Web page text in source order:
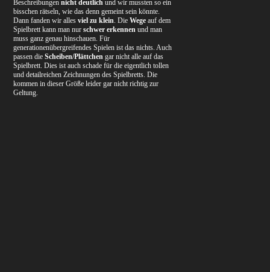
Beschreibungennicht deutlich und wir mussten so ein
bisschen rätseln, wie das denn gemeint sein könnte.
Dann fanden wir alles viel zu klein. DieWege auf dem
Spielbrett kann man nurschwer erkennen und man
muss ganz genau hinschauen. Für
generationenübergreifendes Spielen ist das nichts. Auch
passen dieScheiben/Plättchen gar nicht alle auf das
Spielbrett. Dies ist auch schade für die eigentlich tollen
und detailreichen Zeichnungen des Spielbretts. Die
kommen in dieser Größe leider gar nicht richtig zur
Geltung.